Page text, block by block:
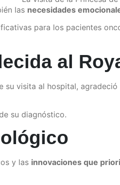
las necesidades
para los pacientes
al
su visita al hospital,
su diagnóstico.
y las innovaciones que